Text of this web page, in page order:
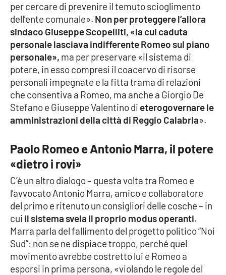
per cercare di prevenire il temuto scioglimento
dell’ente comunale». Non per proteggere l’allora
sindaco Giuseppe Scopelliti, «la cui caduta
personale lasciava indifferente Romeo sul piano
personale», ma per preservare «il sistema di
potere, in esso compresi il coacervo di risorse
personali impegnate e la fitta trama di relazioni
che consentiva a Romeo, ma anche a Giorgio De
Stefano e Giuseppe Valentino di eterogovernare le
amministrazioni della città di Reggio Calabria».
Paolo Romeo e Antonio Marra, il potere
«dietro i rovi»
C’è un altro dialogo – questa volta tra Romeo e
l’avvocato Antonio Marra, amico e collaboratore
del primo e ritenuto un consigliori delle cosche – in
cui il sistema svela il proprio modus operanti.
Marra parla del fallimento del progetto politico “Noi
Sud”: non se ne dispiace troppo, perché quel
movimento avrebbe costretto lui e Romeo a
esporsi in prima persona, «violando le regole del